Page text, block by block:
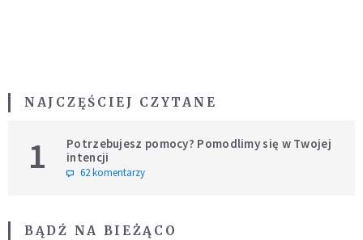
NAJCZĘŚCIEJ CZYTANE
1
Potrzebujesz pomocy? Pomodlimy się w Twojej
intencji
62 komentarzy
BĄDŹ NA BIEŻĄCO